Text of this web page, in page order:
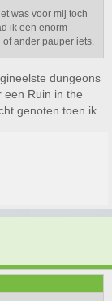
was voor mij toch
ik een enorm
ander pauper iets.
dungeons
een Ruin in the
genoten toen ik